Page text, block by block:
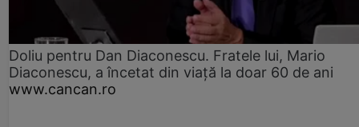
Doliu pentru Dan Diaconescu. Fratele lui, Mario
Diaconescu, a încetat din viață la doar 60 de ani
www.cancan.ro